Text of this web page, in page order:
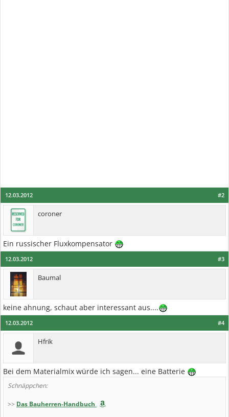
#2
12.03.2012
coroner
Ein russischer Fluxkompensator
#3
12.03.2012
Baumal
keine ahnung, schaut aber interessant aus....
#4
12.03.2012
Hfrik
Bei dem Materialmix würde ich sagen... eine Batterie
Schnäppchen:
>> Das Bauherren-Handbuch